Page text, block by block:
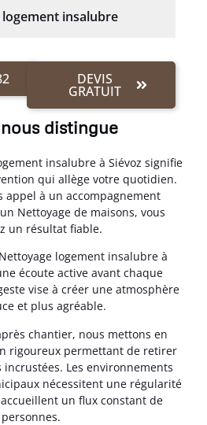
insalubre
DEVIS
GRATUIT
distingue
insalubre à Siévoz signifie
qui allège votre quotidien.
appel à un accompagnement
Nettoyage de maisons, vous
un résultat fiable.
logement insalubre à
écoute active avant chaque
vise à créer une atmosphère
et plus agréable.
chantier, nous mettons en
rigoureux permettant de retirer
Les environnements
nécessitent une régularité
un flux constant de
personnes.